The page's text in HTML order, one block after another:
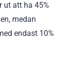
ut att ha 45%
medan
endast 10%